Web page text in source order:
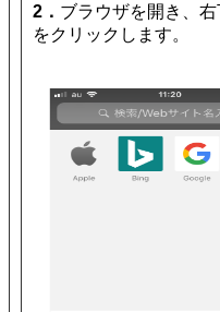
2． ブラウザを開き、
をクリックします。